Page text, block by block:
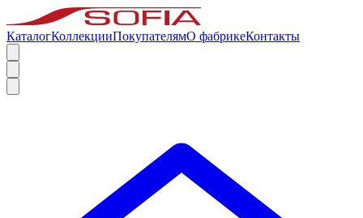
КаталогКоллекцииПокупателямО фабрикеКонтакты